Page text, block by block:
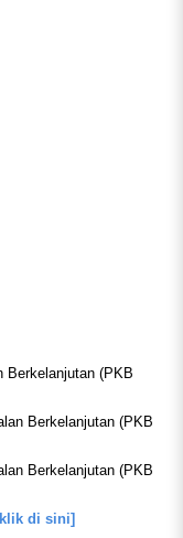
Berkelanjutan (PKB
Berkelanjutan (PKB
Berkelanjutan (PKB
di sini]